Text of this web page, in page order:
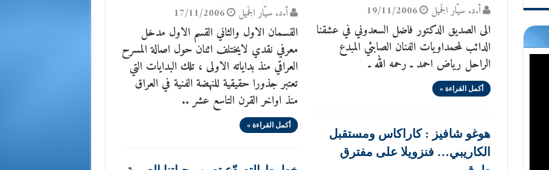
أ.د. سيّار الجَميل 19/11/2006
الى الصديق الدكتور فاضل السعدوني في عشقنا
الدائب لمحمداويات الفنان الصابئي المبدع
الراحل رياض احمد ـ رحمه الله ـ
أكمل القراءة »
أ.د. سيّار الجَميل 17/11/2006
القسمان الاول والثاني القسم الاول مدخل
معرفي نقدي لايختلف اثنان حول اصالة المسرح
العراقي منذ بداياته الاولى ، تلك البدايات التي
تعتبر جذورا حقيقية للنهضة الفنية في العراق
منذ اواخر القرن التاسع عشر ..
أكمل القراءة »
هوغو شافيز : كاراكاس ومستقبل
الكاريبي… فنزويلا على مفترق